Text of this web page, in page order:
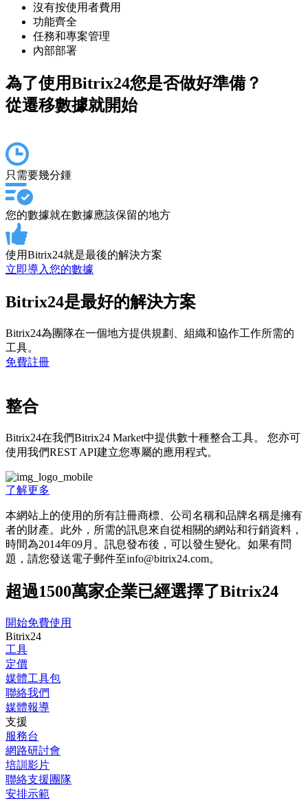
沒有按使用者費用
功能齊全
任務和專案管理
內部部署
為了使用Bitrix24您是否做好準備？
從遷移數據就開始
只需要幾分鍾
您的數據就在數據應該保留的地方
使用Bitrix24就是最後的解決方案
立即導入您的數據
Bitrix24是最好的解決方案
Bitrix24為團隊在一個地方提供規劃、組織和協作工作所需的
工具。
免費註冊
整合
Bitrix24在我們Bitrix24 Market中提供數十種整合工具。 您亦可
使用我們REST API建立您專屬的應用程式。
了解更多
本網站上的使用的所有註冊商標、公司名稱和品牌名稱是擁有
者的財產。此外，所需的訊息來自從相關的網站和行銷資料，
時間為201­4年09月。訊息發布後，可以發生變化。如果有問
題，請您發送電子郵件至info@bitrix24.com。
超過1500萬家企業已經選擇了Bitrix24
開始免費使用
Bitrix24
工具
定價
媒體工具包
聯絡我們
媒體報導
支援
服務台
網路研討會
培訓影片
聯絡支援團隊
安排示範